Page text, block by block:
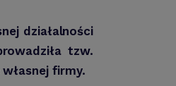
działalności
tzw.
firmy.